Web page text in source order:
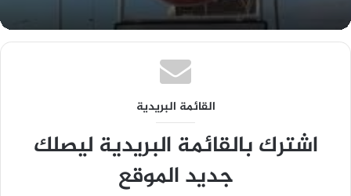
القائمة البريدية
اشترك بالقائمة البريدية ليصلك
جديد الموقع